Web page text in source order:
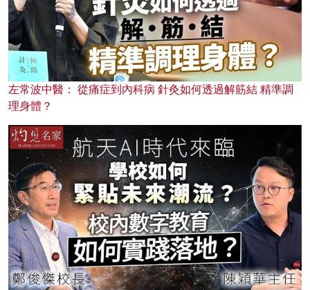
左常波中醫： 從痛症到內科病 針灸如何透過解筋結 精準調
理身體？